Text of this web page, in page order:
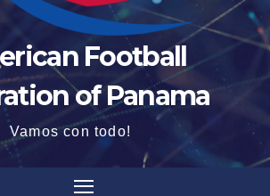
Football
of Panama
Vamos con todo!